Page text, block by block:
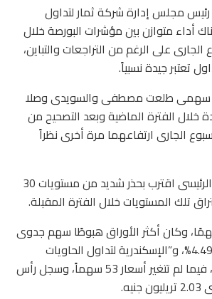
مجلس إدارة شركة ثمار لتداول
أداء متوازن بين مؤشرات البورصة خلال
على الرغم من التراجعات والتباين،
تعتبر جيدة نسبياً.
سهمى طلعت مصطفى والسويدى وصلا
خلال الفترة الماضية وبعد التصحيح من
الجارى ارتفاعهما مرة أخرى نظراً
وأشار إلى أن المؤشر الرئيسى اقترب بحذر شديد من مستويات 30
تلك المستويات خلال الفترة المقبلة.
أسعار 62 سهمًا، وكان أكثر الأوراق هبوطًا سهم جدوى
للتنمية الصناعية بنحو 4.49%، و”الإسكندرية لتداول الحاويات
والبضائع” بنحو 3.69%، فيما لم تتغير أسعار 53 سهماً، وسجل رأس